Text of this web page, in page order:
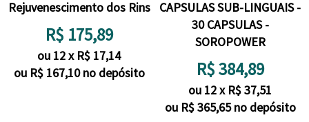
Rejuvenescimento dos Rins
R$ 175,89
ou 12x R$ 17,14
ou R$ 167,10 no depósito
CAPSULAS SUB-LINGUAIS -
30 CAPSULAS -
SOROPOWER
R$384,89
ou 12x R$37,51
ou R$365,65 no depósito